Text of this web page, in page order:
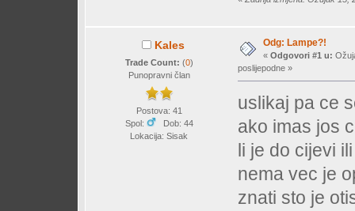
Kales
Trade Count: (0)
Punopravni član
Postova: 41
Spol:
Dob: 44
Lokacija: Sisak
Odg: Lampe?!
« Odgovori #1 u:
poslijepodne »
uslikaj pa ce
ako imas jos
li je do cijevi
nema vec je
znati sto je